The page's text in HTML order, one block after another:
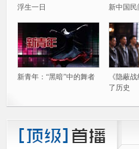
浮生一日 新中国
新青年：“黑暗”中的舞者
《隐蔽
了历史